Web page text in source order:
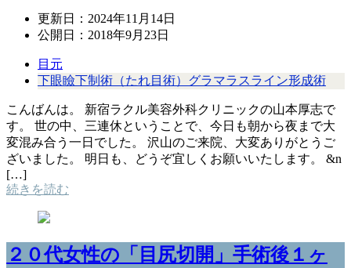
更新日： 2024年11月14日
公開日： 2018年9月23日
目元
下眼瞼下制術（たれ目術）グラマラスライン形成術
こんばんは。 新宿ラクル美容外科クリニックの山本厚志で
す。 世の中、三連休ということで、今日も朝から夜まで大
変混み合う一日でした。 沢山のご来院、大変ありがとうご
ざいました。 明日も、どうぞ宜しくお願いいたします。 &n
[…]
続きを読む
２０代女性の「目尻切開」手術後１ヶ